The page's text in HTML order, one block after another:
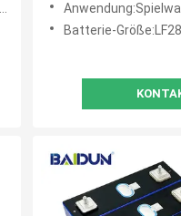
Anwendung:Spielwaren, Elektrowerkzeuge, Haushaltsgeräte,
Batterie-